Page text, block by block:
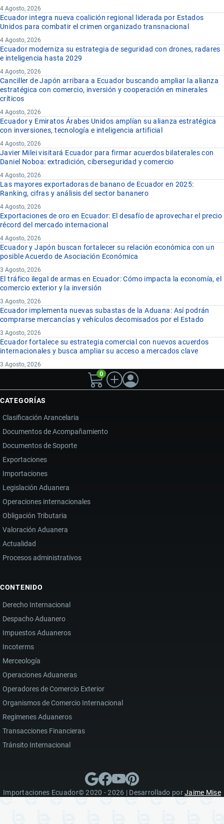
4 Agosto, 2026
Ecuador integra nueva coalición regional liderada por Estados
Unidos para combatir el crimen organizado transnacional
4 Agosto, 2026
Ecuador moderniza su estrategia de seguridad con drones, radares
e inteligencia hasta 2029
4 Agosto, 2026
Canciller de Japón arribara a Ecuador buscando ampliar la alianza
estratégica con comercio, inversión y cooperación en minerales
críticos
4 Agosto, 2026
Ecuador y Emiratos Árabes Unidos amplían su alianza estratégica
con inversiones, tecnología e inteligencia artificial
4 Agosto, 2026
Javier Milei visitará Ecuador para firmar acuerdos bilaterales con
Daniel Noboa: extradición, ciberseguridad y comercio
4 Agosto, 2026
Las mayores exportadoras de banano de Ecuador en 2025:
Ranking, cifras y análisis del sector bananero
4 Agosto, 2026
Exportaciones de oro en Ecuador: El desafío de aprovechar el precio
récord del mercado internacional
4 Agosto, 2026
Ecuador y Japón buscan fortalecer su relación económica con un
posible Acuerdo de Asociación Económica
3 Agosto, 2026
El tráfico ilegal de armas en Ecuador: Cómo impacta la economía, el
comercio exterior y la inversión
3 Agosto, 2026
Ecuador implementa nuevas subastas de la Aduana: Así podrán
comprarse mercancías y vehículos decomisados por el Estado
3 Agosto, 2026
Ecuador fortalece su estrategia comercial con nuevos acuerdos
internacionales y busca ampliar su acceso a mercados clave
3 Agosto, 2026
0
CATEGORÍAS
Clasificación Arancelaria
Documentos de Acompañamiento
Documentos de Soporte
Exportaciones
Importaciones
Legislación Aduanera
Operaciones internacionales
Obligación Tributaria
Valoración Aduanera
Actualidad
Procesos administrativos
CONTENIDO
Derecho Internacional
Despacho Aduanero
Impuestos Aduaneros
Incoterms
Merceología
Operaciones Aduaneras
Operadores de Comercio Exterior
Organismos de Comercio Internacional
Regímenes Aduaneros
Transacciones Financieras
Tránsito Internacional
Importaciones Ecuador© 2020 - 2026 | Desarrollado porJaime Mise